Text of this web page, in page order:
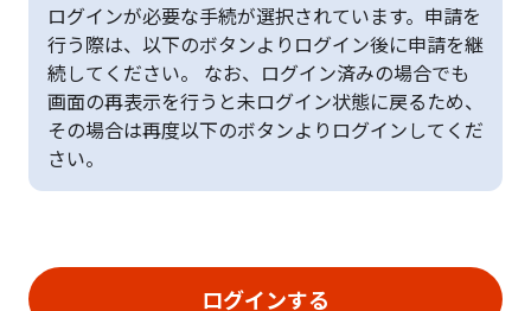
ログインが必要な手続が選択されています。申請を
行う際は、以下のボタンよりログイン後に申請を継
続してください。 なお、ログイン済みの場合でも
画面の再表示を行うと未ログイン状態に戻るため、
その場合は再度以下のボタンよりログインしてくだ
さい。